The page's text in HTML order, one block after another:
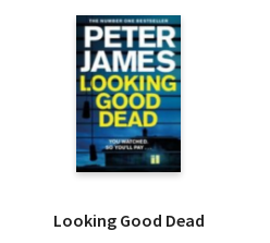
Looking Good Dead